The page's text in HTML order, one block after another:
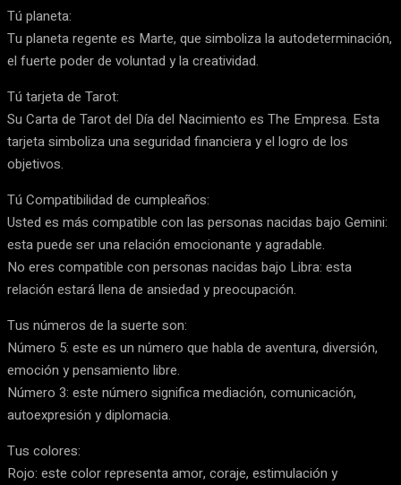
Tú planeta:
Tu planeta regente es Marte, que simboliza la autodeterminación,
el fuerte poder de voluntad y la creatividad.
Tú tarjeta de Tarot:
Su Carta de Tarot del Día del Nacimiento es The Empresa. Esta
tarjeta simboliza una seguridad financiera y el logro de los
objetivos.
Tú Compatibilidad de cumpleaños:
Usted es más compatible con las personas nacidas bajo Gemini:
esta puede ser una relación emocionante y agradable.
No eres compatible con personas nacidas bajo Libra: esta
relación estará llena de ansiedad y preocupación.
Tus números de la suerte son:
Número 5: este es un número que habla de aventura, diversión,
emoción y pensamiento libre.
Número 3: este número significa mediación, comunicación,
autoexpresión y diplomacia.
Tus colores:
Rojo: este color representa amor, coraje, estimulación y